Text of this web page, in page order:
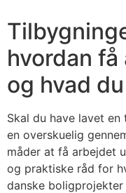
hvordan
og hvad
Skal du have lavet
en overskuelig
måder at få arbejdet
og praktiske råd for
danske